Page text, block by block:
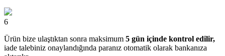
6
Ürün bize ulaştıktan sonra maksimum 5 gün içinde kontrol edilir,
iade talebiniz onaylandığında paranız otomatik olarak bankanıza